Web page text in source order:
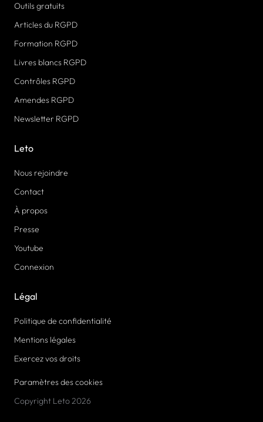
Outils gratuits
Articles du RGPD
Formation RGPD
Livres blancs RGPD
Contrôles RGPD
Amendes RGPD
Newsletter RGPD
Leto
Nous rejoindre
Contact
À propos
Presse
Youtube
Connexion
Légal
Politique de confidentialité
Mentions légales
Exercez vos droits
Paramètres des cookies
Copyright Leto 2026